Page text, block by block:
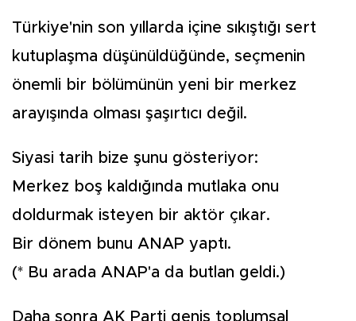
Türkiye'nin son yıllarda içine sıkıştığı sert
kutuplaşma düşünüldüğünde, seçmenin
önemli bir bölümünün yeni bir merkez
arayışında olması şaşırtıcı değil.
Siyasi tarih bize şunu gösteriyor:
Merkez boş kaldığında mutlaka onu
doldurmak isteyen bir aktör çıkar.
Bir dönem bunu ANAP yaptı.
(* Bu arada ANAP'a da butlan geldi.)
Daha sonra AK Parti geniş toplumsal